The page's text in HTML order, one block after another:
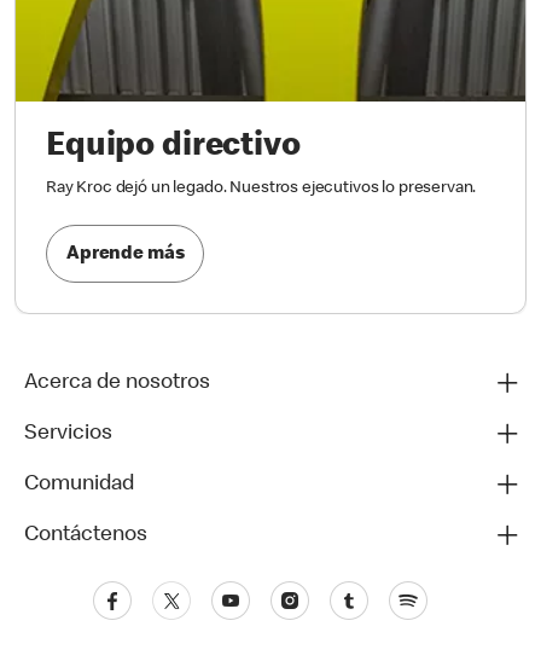
Equipo directivo
Ray Kroc dejó un legado. Nuestros ejecutivos lo preservan.
Aprende más
Acerca de nosotros
Servicios
Comunidad
Contáctenos